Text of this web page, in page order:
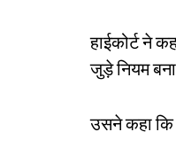
हाईकोर्ट ने
जुड़े नियम
उसने कहा